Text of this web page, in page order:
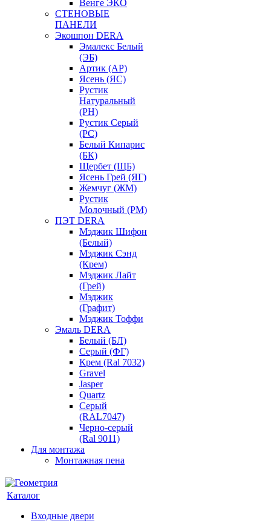
Венге ЭКО
СТЕНОВЫЕ
ПАНЕЛИ
Экошпон DERA
Эмалекс Белый
(ЭБ)
Артик (АР)
Ясень (ЯС)
Рустик
Натуральный
(РН)
Рустик Серый
(РС)
Белый Кипарис
(БК)
Щербет (ЩБ)
Ясень Грей (ЯГ)
Жемчуг (ЖМ)
Рустик
Молочный (РМ)
ПЭТ DERA
Мэджик Шифон
(Белый)
Мэджик Сэнд
(Крем)
Мэджик Лайт
(Грей)
Мэджик
(Графит)
Мэджик Тоффи
Эмаль DERA
Белый (БЛ)
Серый (ФГ)
Крем (Ral 7032)
Gravel
Jasper
Quartz
Серый
(RAL7047)
Черно-серый
(Ral 9011)
Для монтажа
Монтажная пена
Каталог
Входные двери